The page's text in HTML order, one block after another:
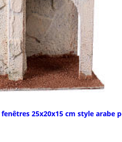
25x20x15 cm style arabe